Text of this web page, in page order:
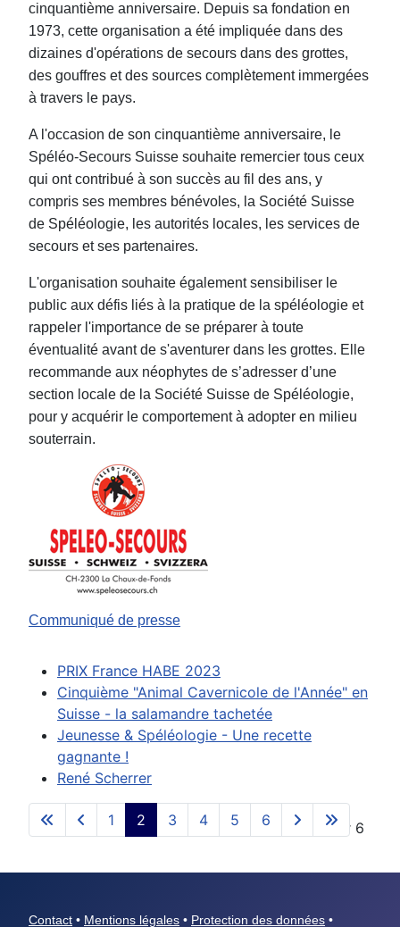
cinquantième anniversaire. Depuis sa fondation en
1973, cette organisation a été impliquée dans des
dizaines d'opérations de secours dans des grottes,
des gouffres et des sources complètement immergées
à travers le pays.
A l'occasion de son cinquantième anniversaire, le
Spéléo-Secours Suisse souhaite remercier tous ceux
qui ont contribué à son succès au fil des ans, y
compris ses membres bénévoles, la Société Suisse
de Spéléologie, les autorités locales, les services de
secours et ses partenaires.
L'organisation souhaite également sensibiliser le
public aux défis liés à la pratique de la spéléologie et
rappeler l'importance de se préparer à toute
éventualité avant de s'aventurer dans les grottes. Elle
recommande aux néophytes de s’adresser d’une
section locale de la Société Suisse de Spéléologie,
pour y acquérir le comportement à adopter en milieu
souterrain.
Communiqué de presse
PRIX France HABE 2023
Cinquième "Animal Cavernicole de l'Année" en
Suisse - la salamandre tachetée
Jeunesse & Spéléologie - Une recette
gagnante !
René Scherrer
Page 2 sur 6
1 2 3 4 5 6
Contact • Mentions légales • Protection des données •